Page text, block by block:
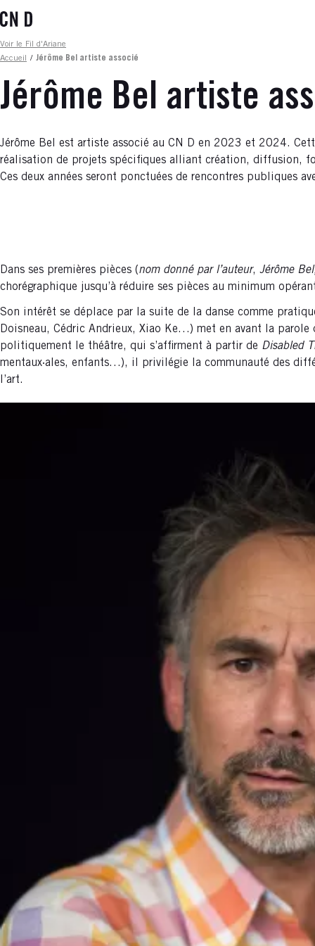
au
principal
Fil d'ariane
Voir le Fil d'Ariane
Accueil
/ Jérôme Bel artiste associé
Jérôme Bel artiste
Jérôme Bel est artiste associé au CN D en 2023 et 2024.
réalisation de projets spécifiques alliant création, diffusion,
Ces deux années seront ponctuées de rencontres publiques
Dans ses premières pièces (nom donné par l’auteur, Jérôme
chorégraphique jusqu’à réduire ses pièces au minimum
Son intérêt se déplace par la suite de la danse comme
Doisneau, Cédric Andrieux, Xiao Ke…) met en avant la parole
politiquement le théâtre, qui s’affirment à partir de Disabled
mentaux·ales, enfants…), il privilégie la communauté des
l’art.